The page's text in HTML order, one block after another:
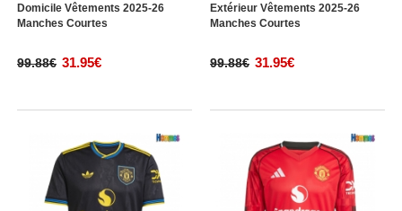
Domicile Vêtements 2025-26
Manches Courtes
99.88€ 31.95€
Extérieur Vêtements 2025-26
Manches Courtes
99.88€ 31.95€